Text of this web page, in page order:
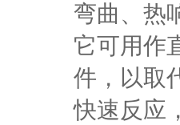
弯曲、热
它可用作
件，以取
快速反应